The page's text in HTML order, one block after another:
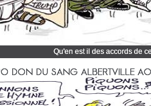
Qu'en est il des accords de
Cliquez et découvrez tous mes
DON DU SANG ALBERTVILLE